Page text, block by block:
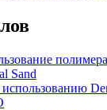
полимера
Sand